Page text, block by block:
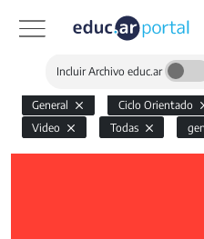
Incluir Archivo educ.ar
General Ciclo Orientado
Video
Todas gen